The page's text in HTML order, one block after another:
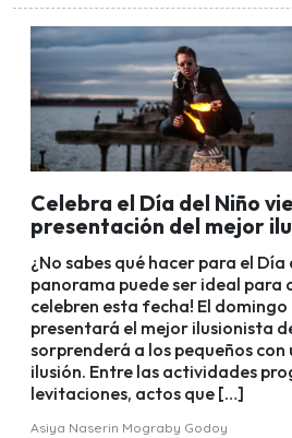
Celebra el Día del Niño
presentación del mejor
¿No sabes qué hacer para el Día
panorama puede ser ideal para
celebren esta fecha! El
presentará el mejor ilusionista
sorprenderá a los pequeños con
ilusión. Entre las actividades
levitaciones, actos que […]
Asiya Naserin Mograby Godoy